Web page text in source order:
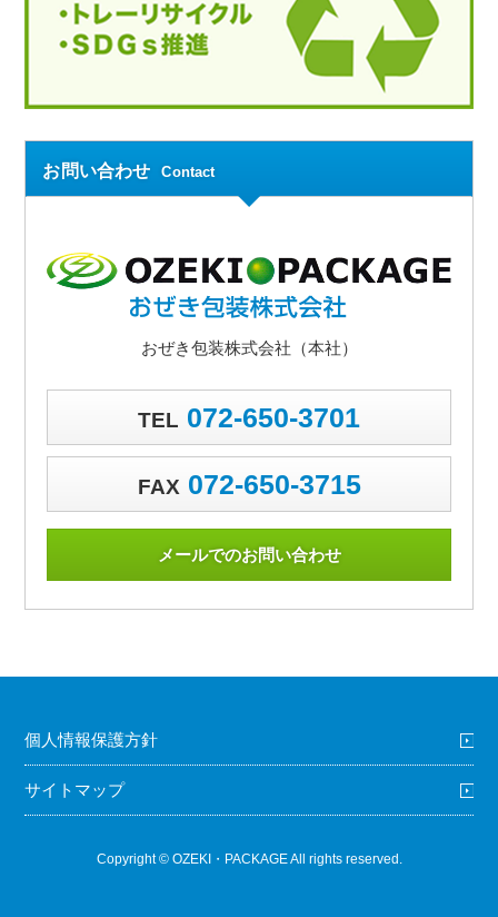
お問い合わせ Contact
おぜき包装株式会社（本社）
TEL 072-650-3701
FAX 072-650-3715
メールでのお問い合わせ
個人情報保護方針
サイトマップ
Copyright © OZEKI・PACKAGE All rights reserved.